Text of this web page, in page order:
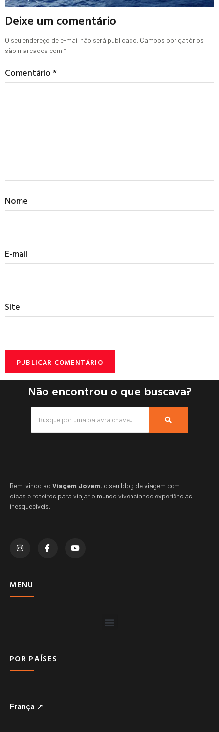
Deixe um comentário
O seu endereço de e-mail não será publicado. Campos obrigatórios
são marcados com *
Comentário*
Nome
E-mail
Site
Não encontrou o que buscava?
Bem-vindo ao Viagem Jovem, o seu blog de viagem com
dicas e roteiros para viajar o mundo vivenciando experiências
inesquecíveis.
MENU
POR PAÍSES
França ➚